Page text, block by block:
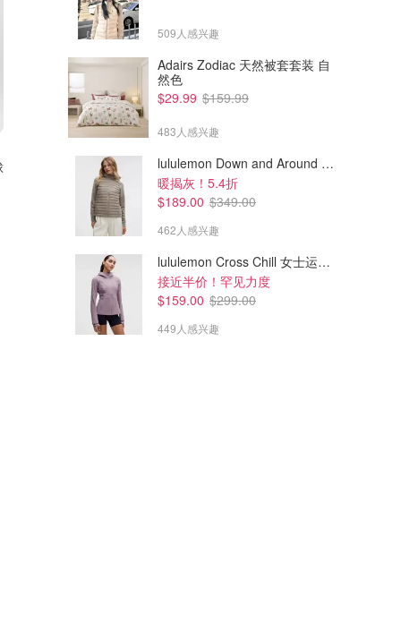
Moncler Logo Patch 毛球针织
Acne Studios Large Face
Logo 毛线帽
Cettire
509人感兴趣
Adairs Zodiac 天然被套套装 自
然色
$29.99 $159.99
483人感兴趣
lululemon Down and Around 羽绒夹克
暖揭灰！5.4折
$189.00 $349.00
462人感兴趣
lululemon Cross Chill 女士运动外套
接近半价！罕见力度
$159.00 $299.00
449人感兴趣